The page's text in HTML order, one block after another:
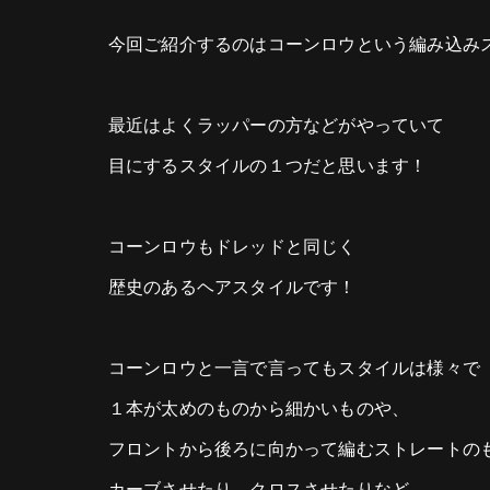
今回ご紹介するのはコーンロウという編み込み
最近はよくラッパーの方などがやっていて
目にするスタイルの１つだと思います！
コーンロウもドレッドと同じく
歴史のあるヘアスタイルです！
コーンロウと一言で言ってもスタイルは様々で
１本が太めのものから細かいものや、
フロントから後ろに向かって編むストレートの